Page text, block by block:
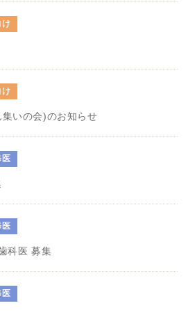
け
け
いの会)のお知らせ
医
医
科医 募集
医